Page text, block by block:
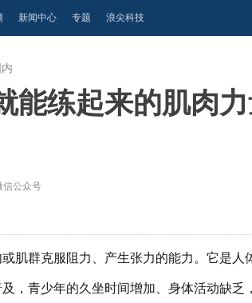
新闻中心 专题 浪尖科技
能练起来的肌肉
信公众号
肌群克服阻力、产生张力的能力。它是人
，青少年的久坐时间增加、身体活动缺乏